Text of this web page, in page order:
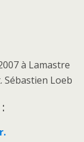
à Lamastre
Sébastien Loeb